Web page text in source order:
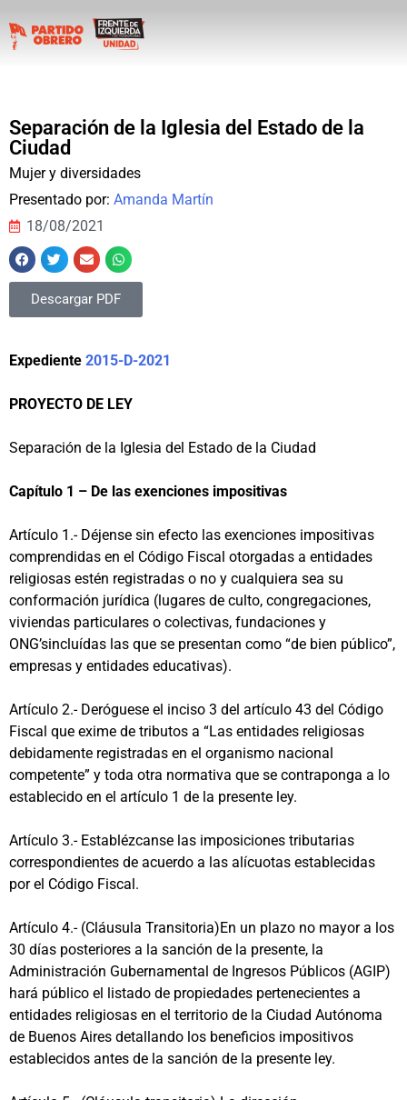
Separación de la Iglesia del Estado de la
Ciudad
Mujer y diversidades
Presentado por: Amanda Martín
18/08/2021
Descargar PDF
Expediente 2015-D-2021
PROYECTO DE LEY
Separación de la Iglesia del Estado de la Ciudad
Capítulo 1 – De las exenciones impositivas
Artículo 1.- Déjense sin efecto las exenciones impositivas
comprendidas en el Código Fiscal otorgadas a entidades
religiosas estén registradas o no y cualquiera sea su
conformación jurídica (lugares de culto, congregaciones,
viviendas particulares o colectivas, fundaciones y
ONG’sincluídas las que se presentan como “de bien público”,
empresas y entidades educativas).
Artículo 2.- Deróguese el inciso 3 del artículo 43 del Código
Fiscal que exime de tributos a “Las entidades religiosas
debidamente registradas en el organismo nacional
competente” y toda otra normativa que se contraponga a lo
establecido en el artículo 1 de la presente ley.
Artículo 3.- Establézcanse las imposiciones tributarias
correspondientes de acuerdo a las alícuotas establecidas
por el Código Fiscal.
Artículo 4.- (Cláusula Transitoria)En un plazo no mayor a los
30 días posteriores a la sanción de la presente, la
Administración Gubernamental de Ingresos Públicos (AGIP)
hará público el listado de propiedades pertenecientes a
entidades religiosas en el territorio de la Ciudad Autónoma
de Buenos Aires detallando los beneficios impositivos
establecidos antes de la sanción de la presente ley.